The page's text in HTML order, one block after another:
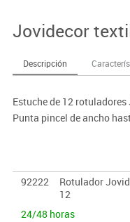
Jovidecor
Descripción
Estuche de 12
Punta pincel de ancho
92222
Rotulador
12
24/48 horas